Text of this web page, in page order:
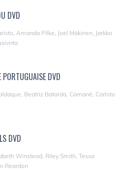
DVD
Amanda Pilke, Joel Mäkinen, Jarkko
PORTUGUAISE DVD
Beatriz Batarda, Camané, Carloto
DVD
Winstead, Riley Smith, Tessa
Reardon